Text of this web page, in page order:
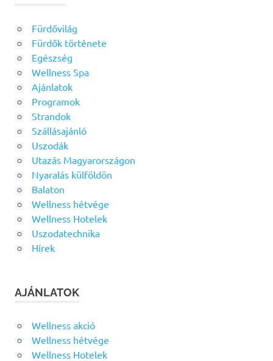
Fürdővilág
Fürdők története
Egészség
Wellness Spa
Ajánlatok
Programok
Strandok
Szállásajánló
Uszodák
Utazás Magyarországon
Nyaralás külföldön
Balaton
Wellness hétvége
Wellness Hotelek
Uszodatechnika
Hírek
AJÁNLATOK
Wellness akció
Wellness hétvége
Wellness Hotelek